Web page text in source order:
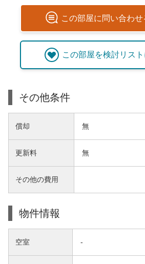
この部屋に問い合わせ
この部屋を検討リス
その他条件
償却 無
更新料 無
その他の費用
物件情報
空室 -